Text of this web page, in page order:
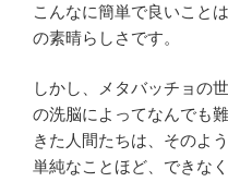
こんなに簡単で良いこと
の素晴らしさです。
しかし、メタバッチョの
の洗脳によってなんでも
きた人間たちは、そのよ
単純なことほど、できな